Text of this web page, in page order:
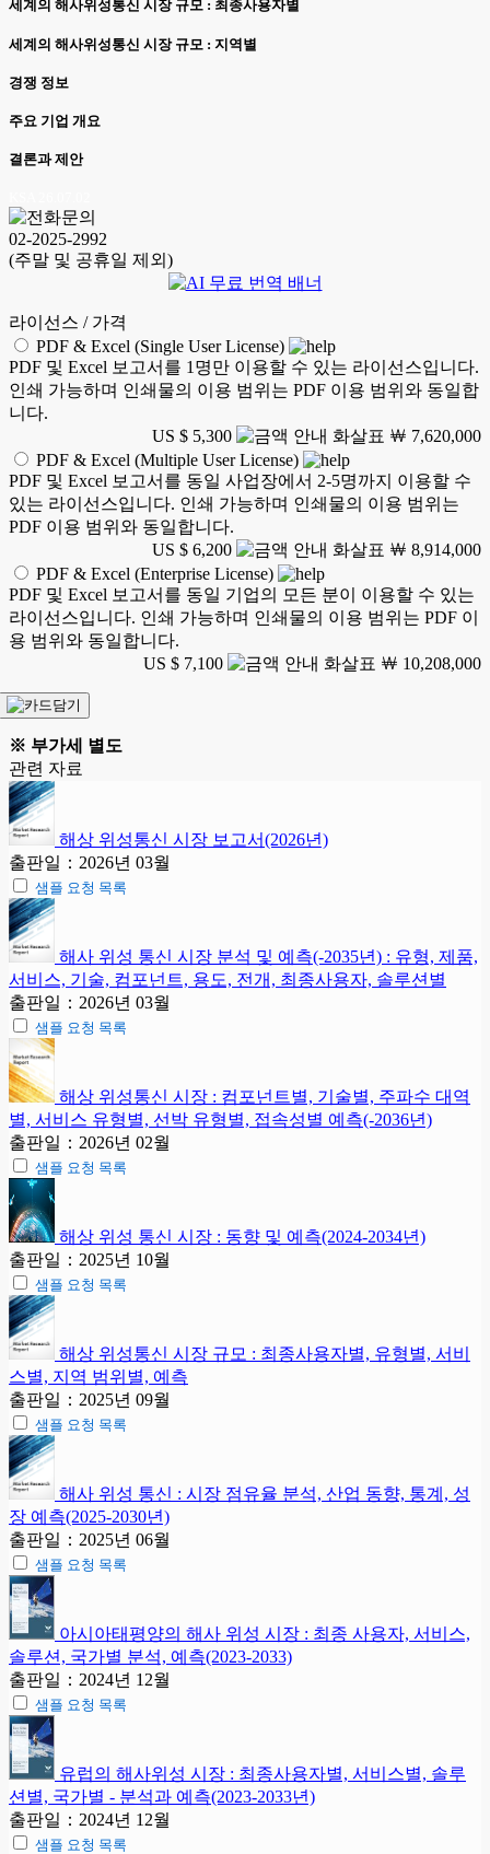
세계의 해사위성통신 시장 규모 : 최종사용자별
세계의 해사위성통신 시장 규모 : 지역별
경쟁 정보
주요 기업 개요
결론과 제안
02-2025-2992
(주말 및 공휴일 제외)
라이선스 / 가격
PDF & Excel (Single User License)
PDF 및 Excel 보고서를 1명만 이용할 수 있는 라이선스입니다.
인쇄 가능하며 인쇄물의 이용 범위는 PDF 이용 범위와 동일합
니다.
US $ 5,300
￦ 7,620,000
PDF & Excel (Multiple User License)
PDF 및 Excel 보고서를 동일 사업장에서 2-5명까지 이용할 수
있는 라이선스입니다. 인쇄 가능하며 인쇄물의 이용 범위는
PDF 이용 범위와 동일합니다.
US $ 6,200
￦ 8,914,000
PDF & Excel (Enterprise License)
PDF 및 Excel 보고서를 동일 기업의 모든 분이 이용할 수 있는
라이선스입니다. 인쇄 가능하며 인쇄물의 이용 범위는 PDF 이
용 범위와 동일합니다.
US $ 7,100
￦ 10,208,000
※ 부가세 별도
관련 자료
해상 위성통신 시장 보고서(2026년)
출판일：2026년 03월
샘플 요청 목록
해사 위성 통신 시장 분석 및 예측(-2035년) : 유형, 제품,
서비스, 기술, 컴포넌트, 용도, 전개, 최종사용자, 솔루션별
출판일：2026년 03월
샘플 요청 목록
해상 위성통신 시장 : 컴포넌트별, 기술별, 주파수 대역
별, 서비스 유형별, 선박 유형별, 접속성별 예측(-2036년)
출판일：2026년 02월
샘플 요청 목록
해상 위성 통신 시장 : 동향 및 예측(2024-2034년)
출판일：2025년 10월
샘플 요청 목록
해상 위성통신 시장 규모 : 최종사용자별, 유형별, 서비
스별, 지역 범위별, 예측
출판일：2025년 09월
샘플 요청 목록
해사 위성 통신 : 시장 점유율 분석, 산업 동향, 통계, 성
장 예측(2025-2030년)
출판일：2025년 06월
샘플 요청 목록
아시아태평양의 해사 위성 시장 : 최종 사용자, 서비스,
솔루션, 국가별 분석, 예측(2023-2033)
출판일：2024년 12월
샘플 요청 목록
유럽의 해사위성 시장 : 최종사용자별, 서비스별, 솔루
션별, 국가별 - 분석과 예측(2023-2033년)
출판일：2024년 12월
샘플 요청 목록